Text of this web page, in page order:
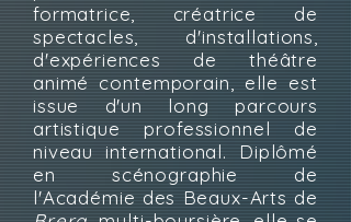
formatrice, créatrice de
spectacles, d'installations,
d'expériences de théâtre
animé contemporain, elle est
issue d'un long parcours
artistique professionnel de
niveau international. Diplômé
en scénographie de
l'Académie des Beaux-Arts de